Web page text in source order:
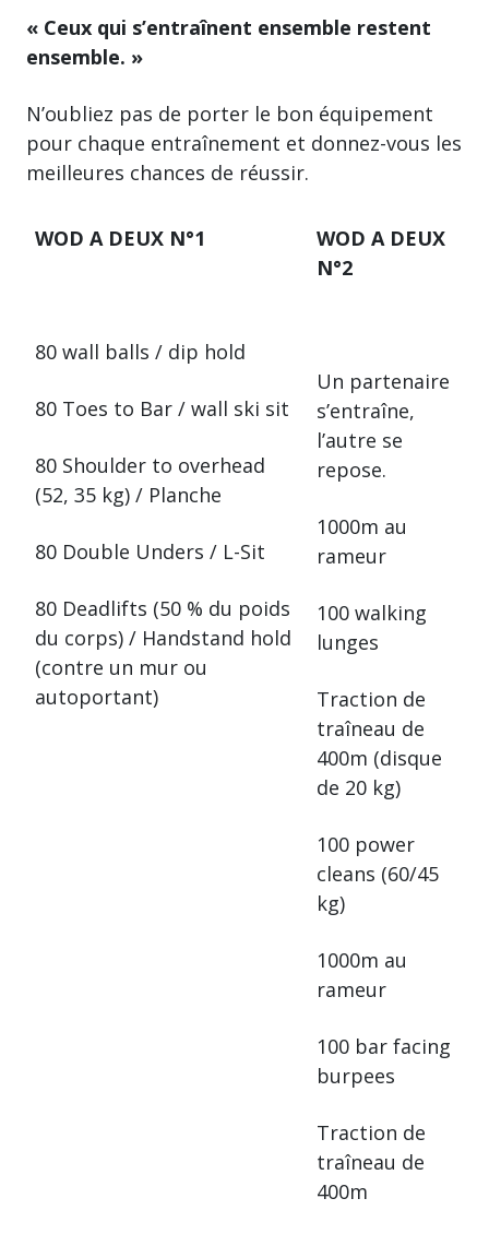
« Ceux qui s’entraînent ensemble restent
ensemble. »
N’oubliez pas de porter le bon équipement
pour chaque entraînement et donnez-vous les
meilleures chances de réussir.
WOD A DEUX N°1
80 wall balls / dip hold
80 Toes to Bar / wall ski sit
80 Shoulder to overhead
(52, 35 kg) / Planche
80 Double Unders / L-Sit
80 Deadlifts (50 % du poids
du corps) / Handstand hold
(contre un mur ou
autoportant)
WOD A DEUX
N°2
Un partenaire
s’entraîne,
l’autre se
repose.
1000m au
rameur
100 walking
lunges
Traction de
traîneau de
400m (disque
de 20 kg)
100 power
cleans (60/45
kg)
1000m au
rameur
100 bar facing
burpees
Traction de
traîneau de
400m